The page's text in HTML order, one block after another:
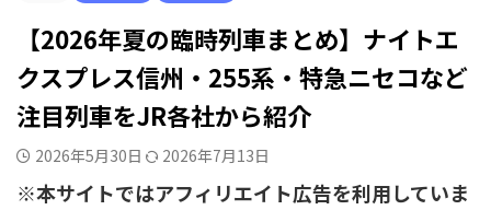
【2026年夏の臨時列車まとめ】ナイトエ
クスプレス信州・255系・特急ニセコなど
注目列車をJR各社から紹介
2026年5月30日 2026年7月13日
※本サイトではアフィリエイト広告を利用していま